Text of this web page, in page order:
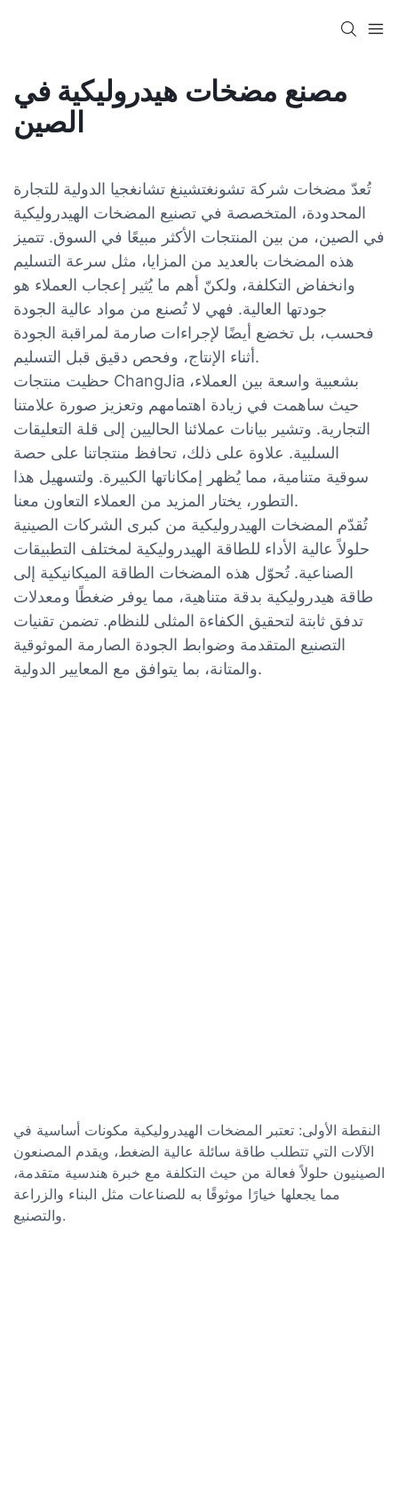
مصنع مضخات هيدروليكية في
الصين
تُعدّ مضخات شركة تشونغتشينغ تشانغجيا الدولية للتجارة
المحدودة، المتخصصة في تصنيع المضخات الهيدروليكية
في الصين، من بين المنتجات الأكثر مبيعًا في السوق. تتميز
هذه المضخات بالعديد من المزايا، مثل سرعة التسليم
وانخفاض التكلفة، ولكنّ أهم ما يُثير إعجاب العملاء هو
جودتها العالية. فهي لا تُصنع من مواد عالية الجودة
فحسب، بل تخضع أيضًا لإجراءات صارمة لمراقبة الجودة
أثناء الإنتاج، وفحص دقيق قبل التسليم.
حظيت منتجات ChangJia بشعبية واسعة بين العملاء،
حيث ساهمت في زيادة اهتمامهم وتعزيز صورة علامتنا
التجارية. وتشير بيانات عملائنا الحاليين إلى قلة التعليقات
السلبية. علاوة على ذلك، تحافظ منتجاتنا على حصة
سوقية متنامية، مما يُظهر إمكاناتها الكبيرة. ولتسهيل هذا
التطور، يختار المزيد من العملاء التعاون معنا.
تُقدّم المضخات الهيدروليكية من كبرى الشركات الصينية
حلولاً عالية الأداء للطاقة الهيدروليكية لمختلف التطبيقات
الصناعية. تُحوّل هذه المضخات الطاقة الميكانيكية إلى
طاقة هيدروليكية بدقة متناهية، مما يوفر ضغطًا ومعدلات
تدفق ثابتة لتحقيق الكفاءة المثلى للنظام. تضمن تقنيات
التصنيع المتقدمة وضوابط الجودة الصارمة الموثوقية
والمتانة، بما يتوافق مع المعايير الدولية.
النقطة الأولى: تعتبر المضخات الهيدروليكية مكونات أساسية في
الآلات التي تتطلب طاقة سائلة عالية الضغط، ويقدم المصنعون
الصينيون حلولاً فعالة من حيث التكلفة مع خبرة هندسية متقدمة،
مما يجعلها خيارًا موثوقًا به للصناعات مثل البناء والزراعة
والتصنيع.